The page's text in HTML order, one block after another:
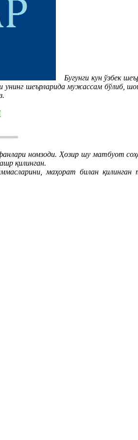
Бугунги кун ўзбек
унинг шеърларида мужассам бўлиб,
номзоди. Ҳозир шу матбуот
қилинган.
маҳорат билан